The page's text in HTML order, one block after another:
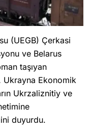
(UEGB) Çerkasi
ve Belarus
taşıyan
Ekonomik
Ukrzaliznitiy ve
duyurdu.